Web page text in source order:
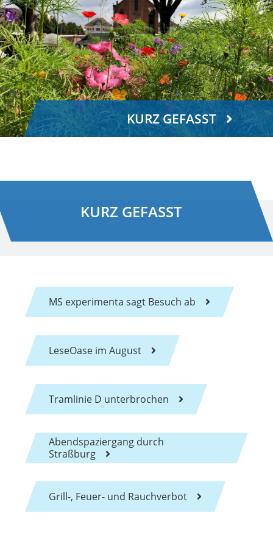
KURZ GEFASST
KURZ GEFASST
MS experimenta sagt Besuch ab
LeseOase im August
Tramlinie D unterbrochen
Abendspaziergang durch
Straßburg
Grill-, Feuer- und Rauchverbot